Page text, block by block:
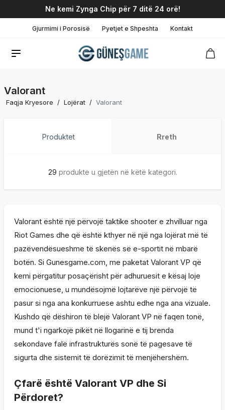
Ne kemi Zynga Chip për 7 ditë 24 orë!
Gjurmimi i Porosisë Pyetjet e Shpeshta Kontakt
Valorant
Faqja Kryesore / Lojërat / Valorant
Produktet Rreth
29 produkte u gjetën në këtë kategori.
Valorant është një përvojë taktike shooter e zhvilluar nga
Riot Games dhe që është kthyer në një nga lojërat më të
pazëvendësueshme të skenës së e-sportit në mbarë
botën. Si Gunesgame.com, me paketat Valorant VP që
kemi përgatitur posaçërisht për adhuruesit e kësaj loje
emocionuese, u mundësojmë lojtarëve një përvojë të
pasur si nga ana konkurruese ashtu edhe nga ana vizuale.
Kushdo që dëshiron të blejë Valorant VP në faqen tonë,
mund t'i ngarkojë pikët në llogarinë e tij brenda
sekondave falë infrastrukturës sonë të pagesave të
sigurta dhe sistemit të dorëzimit të menjëhershëm.
Çfarë është Valorant VP dhe Si
Përdoret?